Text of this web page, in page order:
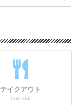
テイクアウト
Take Out